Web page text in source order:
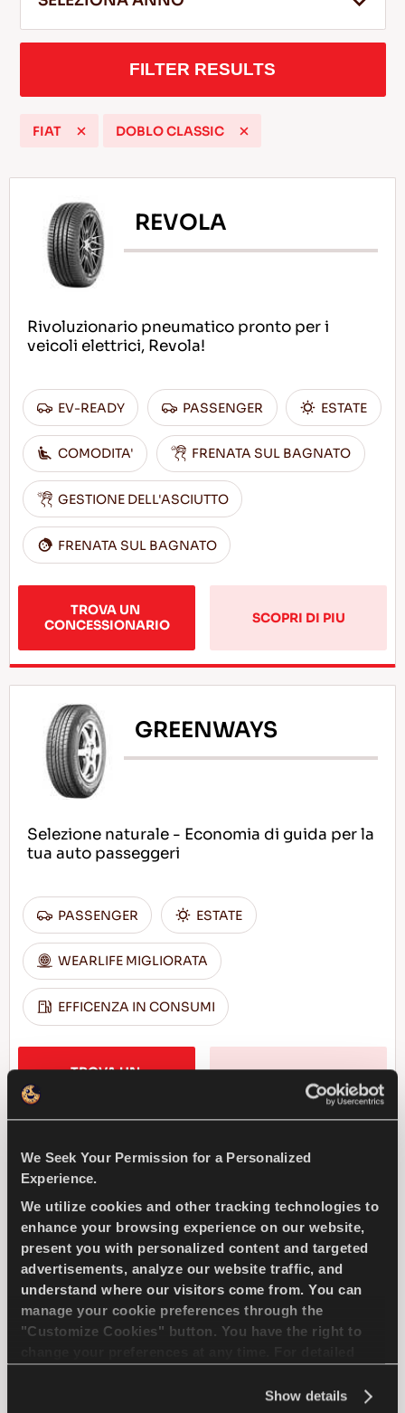
We Seek Your Permission for a Personalized
Experience.
We utilize cookies and other tracking technologies to
enhance your browsing experience on our website,
present you with personalized content and targeted
advertisements, analyze our website traffic, and
understand where our visitors come from. You can
manage your cookie preferences through the
"Customize Cookies" button. You have the right to
Show details
Consigli per la Guida nella Neve
LEGGI DI PIU
FILTER RESULTS
FIAT DOBLO CLASSIC
REVOLA
Rivoluzionario pneumatico pronto per i
veicoli elettrici, Revola!
EV-READY PASSENGER ESTATE
COMODITA' FRENATA SUL BAGNATO
GESTIONE DELL'ASCIUTTO
FRENATA SUL BAGNATO
TROVA UN
CONCESSIONARIO
SCOPRI DI PIU
GREENWAYS
Selezione naturale - Economia di guida per la
tua auto passeggeri
PASSENGER ESTATE
WEARLIFE MIGLIORATA
EFFICENZA IN CONSUMI
TROVA UN
SCOPRI DI PIU
Aderenza eccellente e sicurezza per la tua
auto